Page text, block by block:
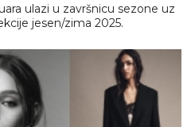
ulazi u završnicu sezone uz
jesen/zima 2025.